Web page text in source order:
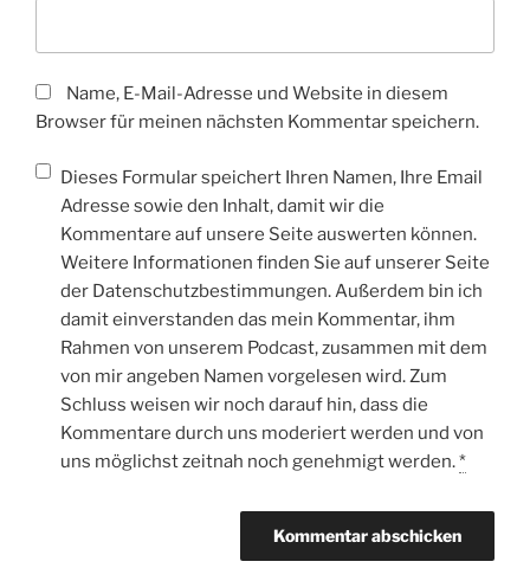
Name, E-Mail-Adresse und Website in diesem
Browser für meinen nächsten Kommentar speichern.
Dieses Formular speichert Ihren Namen, Ihre Email
Adresse sowie den Inhalt, damit wir die
Kommentare auf unsere Seite auswerten können.
Weitere Informationen finden Sie auf unserer Seite
der Datenschutzbestimmungen. Außerdem bin ich
damit einverstanden das mein Kommentar, ihm
Rahmen von unserem Podcast, zusammen mit dem
von mir angeben Namen vorgelesen wird. Zum
Schluss weisen wir noch darauf hin, dass die
Kommentare durch uns moderiert werden und von
uns möglichst zeitnah noch genehmigt werden.*